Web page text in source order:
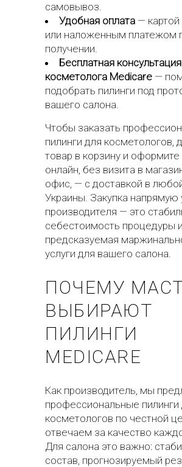
самовывоз.
Удобная оплата — картой
или наложенным платежом
получении.
Бесплатная консультация
косметолога Medicare —
подобрать пилинги под
вашего салона.
Чтобы заказать
пилинги для косметологов,
товар в корзину и оформите
онлайн, без визита в
офис, — с доставкой в
Украины. Закупка напрямую
производителя — это
себестоимость процедуры и
предсказуемая
услуги для вашего салона.
ПОЧЕМУ
ВЫБИРАЮТ
ПИЛИНГИ
MEDICARE
Как производитель, мы
профессиональные пилинги
косметологов по честной
отвечаем за качество
Для салона это важно:
состав, прогнозируемый